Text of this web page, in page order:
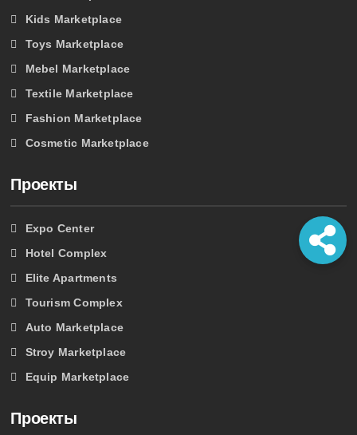
Kids Marketplace
Toys Marketplace
Mebel Marketplace
Textile Marketplace
Fashion Marketplace
Cosmetic Marketplace
Проекты
Expo Center
Hotel Complex
Elite Apartments
Tourism Complex
Auto Marketplace
Stroy Marketplace
Equip Marketplace
Проекты